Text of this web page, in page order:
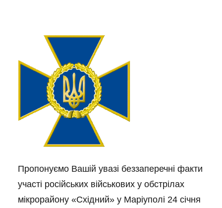
Пропонуємо Вашій увазі беззаперечні факти
участі російських військових у обстрілах
мікрорайону «Східний» у Маріуполі 24 січня